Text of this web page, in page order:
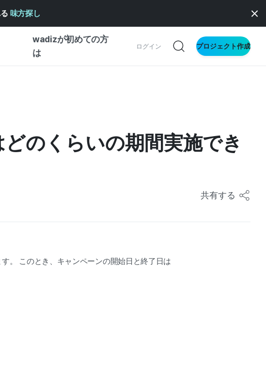
味方探し
wadizが初めての方
は
ログイン プロジェクト作成
創作型
ビジネス向け
のくらいの期間実施でき
共有する
。 このとき、キャンペーンの開始日と終了日は